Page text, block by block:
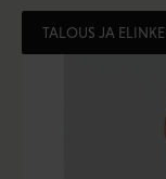
TALOUS JA